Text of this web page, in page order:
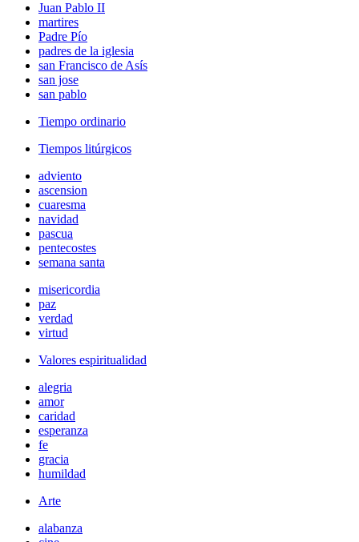
Juan Pablo II
martires
Padre Pío
padres de la iglesia
san Francisco de Asís
san jose
san pablo
Tiempo ordinario
Tiempos litúrgicos
adviento
ascension
cuaresma
navidad
pascua
pentecostes
semana santa
misericordia
paz
verdad
virtud
Valores espiritualidad
alegria
amor
caridad
esperanza
fe
gracia
humildad
Arte
alabanza